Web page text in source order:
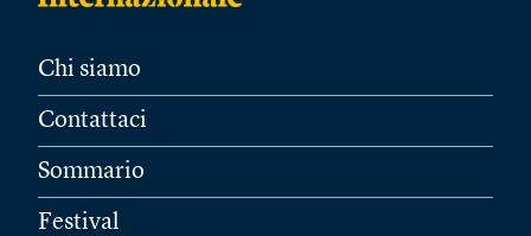
Chi siamo
Contattaci
Sommario
Festival